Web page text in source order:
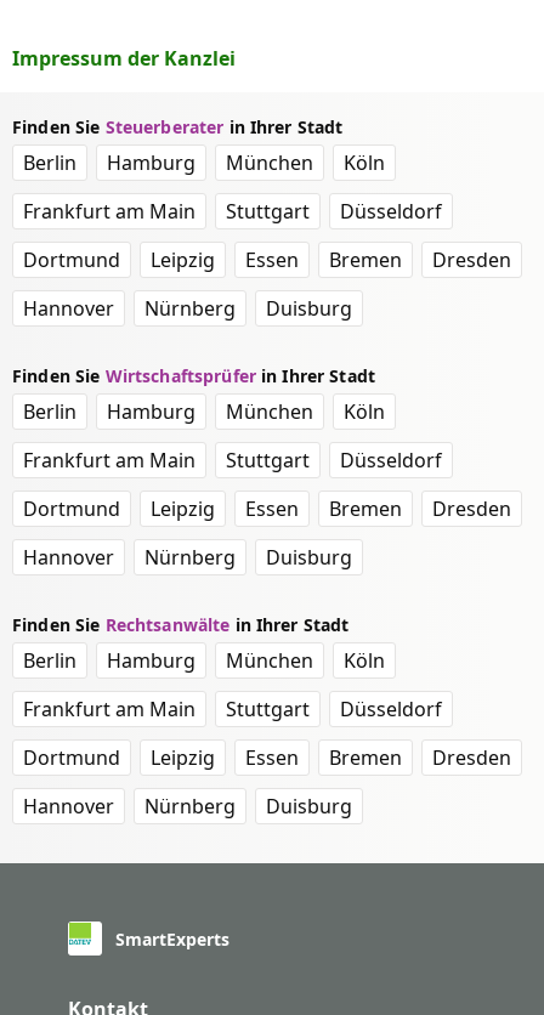
Impressum der Kanzlei
Finden Sie Steuerberater in Ihrer Stadt
Berlin Hamburg München
Köln
Frankfurt am Main
Stuttgart
Düsseldorf
Dortmund
Leipzig Essen Bremen
Dresden
Hannover
Nürnberg Duisburg
Finden Sie Wirtschaftsprüferin Ihrer Stadt
Berlin Hamburg München
Köln
Frankfurt am Main
Stuttgart
Düsseldorf
Dortmund
Leipzig Essen Bremen
Dresden
Hannover
Nürnberg Duisburg
Finden Sie Rechtsanwälte in Ihrer Stadt
Berlin Hamburg München
Köln
Frankfurt am Main
Stuttgart
Düsseldorf
Dortmund
Leipzig Essen Bremen
Dresden
Hannover
Nürnberg Duisburg
SmartExperts
Kontakt